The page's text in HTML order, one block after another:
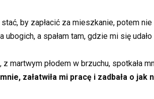
stać, by zapłacić za mieszkanie, potem
ubogich, a spałam tam, gdzie mi się
z martwym płodem w brzuchu, spotkała
załatwiła mi pracę i zadbała o